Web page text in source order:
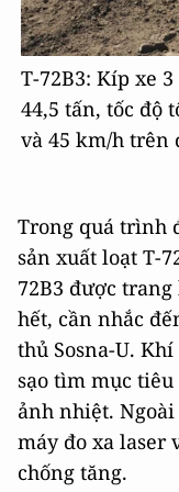
T-72B3: Kíp xe
44,5 tấn, tốc độ
và 45 km/h trên
Trong quá trình
sản xuất loạt Т-
72B3 được
hết, cần nhắc
thủ Sosna-U.
sạo tìm mục
ảnh nhiệt.
máy đo xa laser
chống tăng.